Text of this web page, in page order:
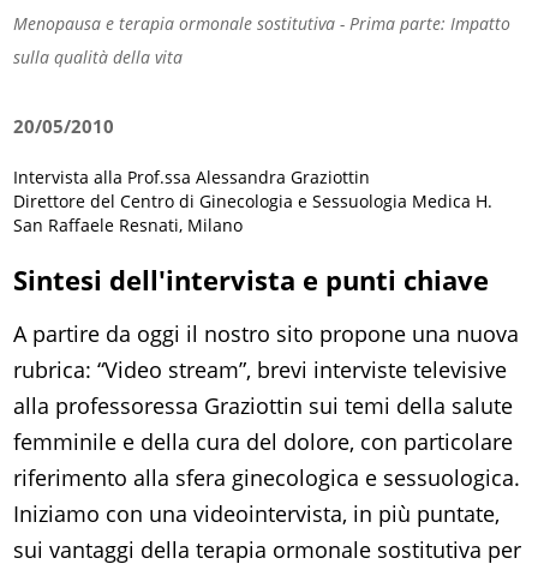
Menopausa e terapia ormonale sostitutiva - Prima parte: Impatto
sulla qualità della vita
20/05/2010
Intervista alla Prof.ssa Alessandra Graziottin
Direttore del Centro di Ginecologia e Sessuologia Medica H.
San Raffaele Resnati, Milano
Sintesi dell'intervista e punti chiave
A partire da oggi il nostro sito propone una nuova
rubrica: “Video stream”, brevi interviste televisive
alla professoressa Graziottin sui temi della salute
femminile e della cura del dolore, con particolare
riferimento alla sfera ginecologica e sessuologica.
Iniziamo con una videointervista, in più puntate,
sui vantaggi della terapia ormonale sostitutiva per